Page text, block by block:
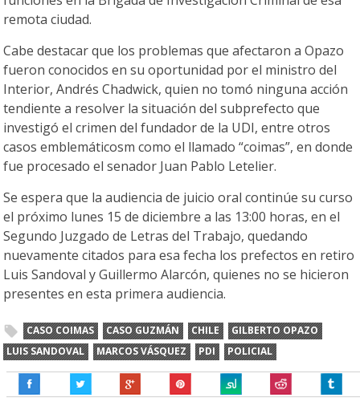
remota ciudad.
Cabe destacar que los problemas que afectaron a Opazo
fueron conocidos en su oportunidad por el ministro del
Interior, Andrés Chadwick, quien no tomó ninguna acción
tendiente a resolver la situación del subprefecto que
investigó el crimen del fundador de la UDI, entre otros
casos emblemáticosm como el llamado “coimas”, en donde
fue procesado el senador Juan Pablo Letelier.
Se espera que la audiencia de juicio oral continúe su curso
el próximo lunes 15 de diciembre a las 13:00 horas, en el
Segundo Juzgado de Letras del Trabajo, quedando
nuevamente citados para esa fecha los prefectos en retiro
Luis Sandoval y Guillermo Alarcón, quienes no se hicieron
presentes en esta primera audiencia.
CASO COIMAS CASO GUZMÁN CHILE
GILBERTO OPAZO
LUIS SANDOVAL
MARCOS VÁSQUEZ PDI POLICIAL